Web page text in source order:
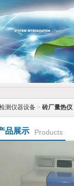
测仪器设备 > 砖厂量热仪
品展示 Products